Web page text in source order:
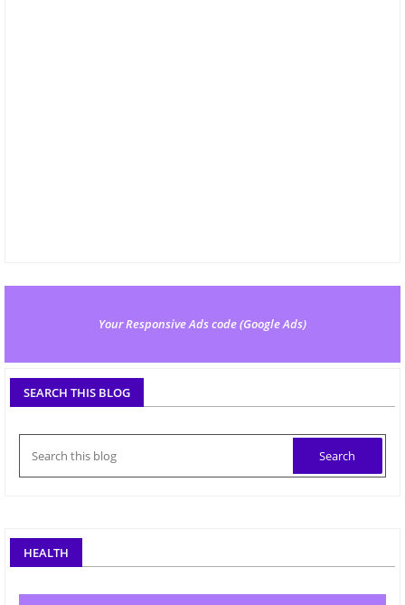
Your Responsive Ads code (Google Ads)
SEARCH THIS BLOG
HEALTH